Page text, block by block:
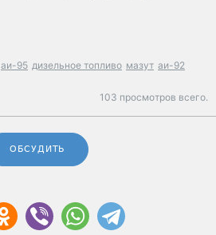
аи-95 дизельное топливо мазут аи-92
103 просмотров всего.
ОБСУДИТЬ